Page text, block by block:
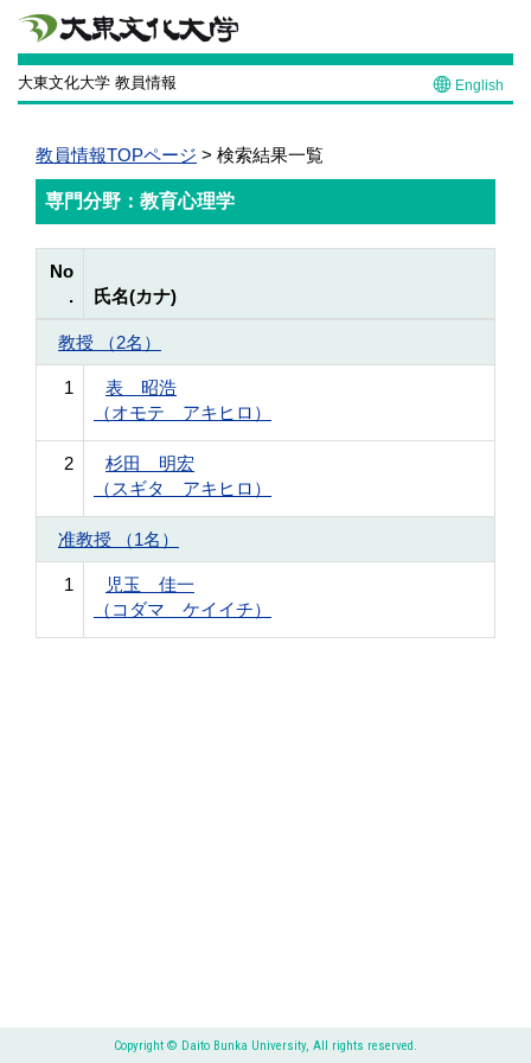
大東文化大学 教員情報 English
教員情報TOPページ > 検索結果一覧
専門分野：教育心理学
No
.
氏名(カナ)
教授 （2名）
1
表 昭浩
（オモテ アキヒロ）
2
杉田 明宏
（スギタ アキヒロ）
准教授 （1名）
1
児玉 佳一
（コダマ ケイイチ）
Copyright © Daito Bunka University, All rights reserved.